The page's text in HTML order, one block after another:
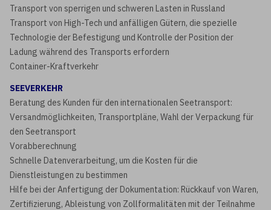
Transport von sperrigen und schweren Lasten in Russland
Transport von High-Tech und anfälligen Gütern, die spezielle
Technologie der Befestigung und Kontrolle der Position der
Ladung während des Transports erfordern
Container-Kraftverkehr
SEEVERKEHR
Beratung des Kunden für den internationalen Seetransport:
Versandmöglichkeiten, Transportpläne, Wahl der Verpackung für
den Seetransport
Vorabberechnung
Schnelle Datenverarbeitung, um die Kosten für die
Dienstleistungen zu bestimmen
Hilfe bei der Anfertigung der Dokumentation: Rückkauf von Waren,
Zertifizierung, Ableistung von Zollformalitäten mit der Teilnahme